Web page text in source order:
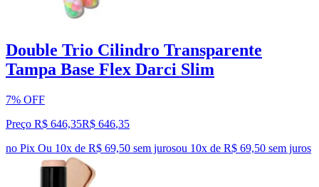
Double Trio Cilindro Transparente
Tampa Base Flex Darci Slim
7% OFF
Preço R$ 646,35R$ 646,35
no Pix Ou 10x de R$ 69,50 sem jurosou 10x de R$ 69,50 sem juros